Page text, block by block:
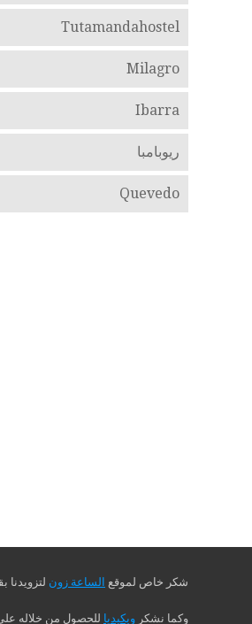
Tutamandahostel
Milagro
Ibarra
ريوبامبا
Quevedo
شكر خاص لموقع الساعة زون لتزويدنا
وكما نشكر ويكيديا للحصول من خلاله